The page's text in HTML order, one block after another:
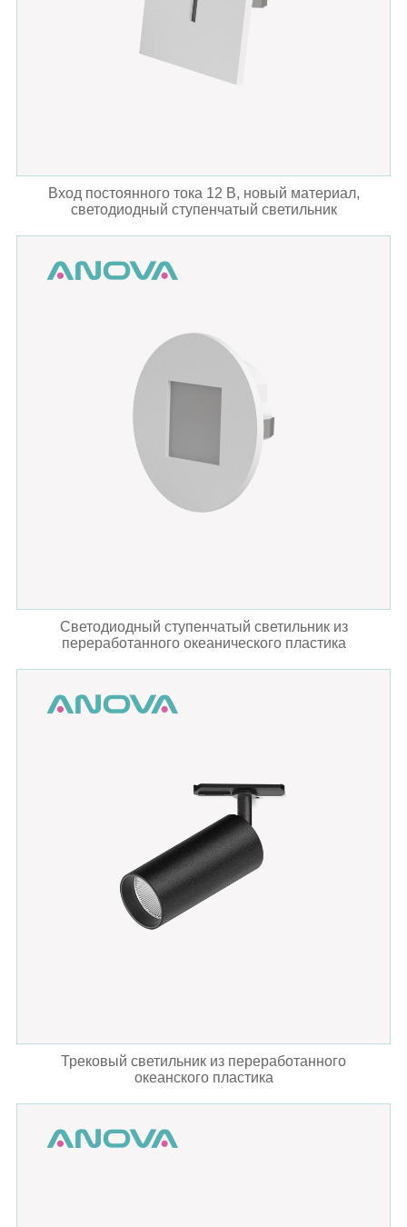
Вход постоянного тока 12 В, новый материал,
светодиодный ступенчатый светильник
Светодиодный ступенчатый светильник из
переработанного океанического пластика
Трековый светильник из переработанного
океанского пластика